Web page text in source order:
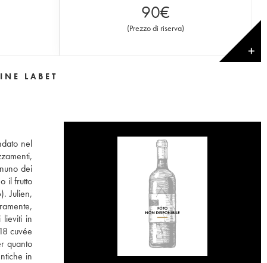
90€
(Prezzo di riserva)
✕
LABET
nel
dei
il frutto
Julien,
lieviti in
cuvée
quanto
in